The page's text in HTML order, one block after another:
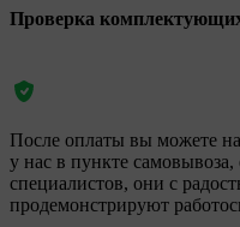
Проверка
После оплаты вы можете
у нас в пункте
специалистов, они с
продемонстрируют